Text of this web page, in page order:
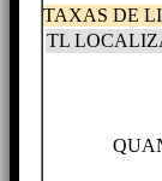
TAXAS DE
TL